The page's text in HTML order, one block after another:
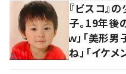
『ビスコ』
子。19年後
ｗ」「美形
ね」「イケメ